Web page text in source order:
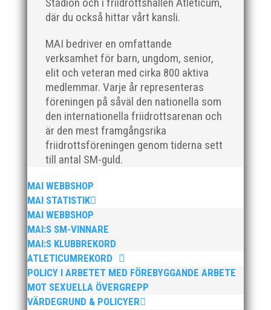
Stadion och i friidrottshallen Atleticum,
där du också hittar vårt kansli.
MAI bedriver en omfattande
verksamhet för barn, ungdom, senior,
elit och veteran med cirka 800 aktiva
medlemmar. Varje år representeras
föreningen på såväl den nationella som
den internationella friidrottsarenan och
är den mest framgångsrika
friidrottsföreningen genom tiderna sett
till antal SM-guld.
MAI WEBBSHOP
MAI STATISTIK
MAI WEBBSHOP
MAI:S SM-VINNARE
MAI:S KLUBBREKORD
ATLETICUMREKORD
POLICY I ARBETET MED FÖREBYGGANDE ARBETE
MOT SEXUELLA ÖVERGREPP
VÄRDEGRUND & POLICYER
För mig har Lasse betytt oerhört mycket på flera
plan. På 80- och 90-talet, då jag själv var aktiv, var
på plats och igång med en mängd olika projekt. Med
sin parhäst och nära vän, Bengt Bendéus,...
Nu är hösten här och för oss MAI:re betyder det olika
saker beroende på var man befinner sig i
organisationen. Här kommer en liten sammanfattning
från mig som ordförande i vår anrika förening om hur
jag uppfattar läget i våra olika verksamhetsben.
BroloppetAtt...